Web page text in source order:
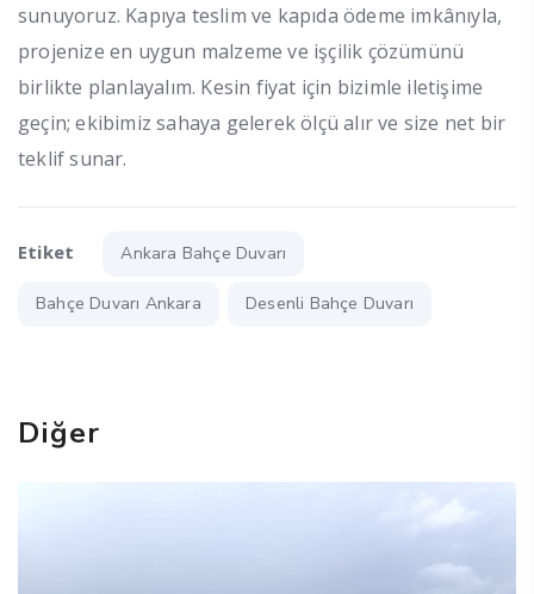
sunuyoruz. Kapıya teslim ve kapıda ödeme imkânıyla,
projenize en uygun malzeme ve işçilik çözümünü
birlikte planlayalım. Kesin fiyat için bizimle iletişime
geçin; ekibimiz sahaya gelerek ölçü alır ve size net bir
teklif sunar.
Etiket Ankara Bahçe Duvarı
Bahçe Duvarı Ankara Desenli Bahçe Duvarı
Diğer